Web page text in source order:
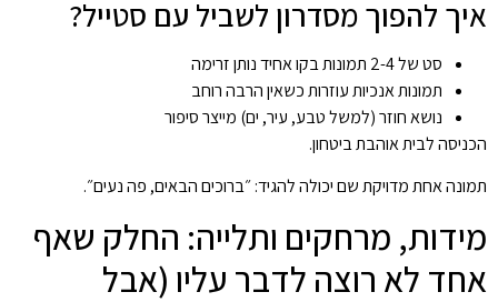
איך להפוך מסדרון לשביל עם סטייל?
סט של 2-4 תמונות בקו אחיד נותן זרימה
תמונות אנכיות עוזרות כשאין הרבה רוחב
נושא חוזר (למשל טבע, עיר, ים) מייצר סיפור
הכניסה לבית אוהבת ביטחון.
תמונה אחת מדויקת שם יכולה להגיד: ״ברוכים הבאים, פה נעים״.
מידות, מרחקים ותלייה: החלק שאף
אחד לא רוצה לדבר עליו (אבל